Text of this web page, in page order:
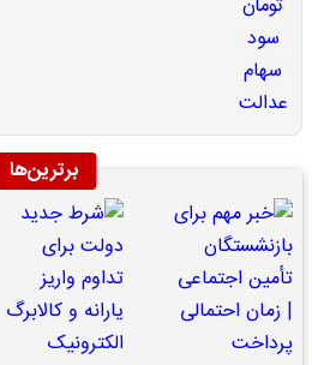
برترین‌ها